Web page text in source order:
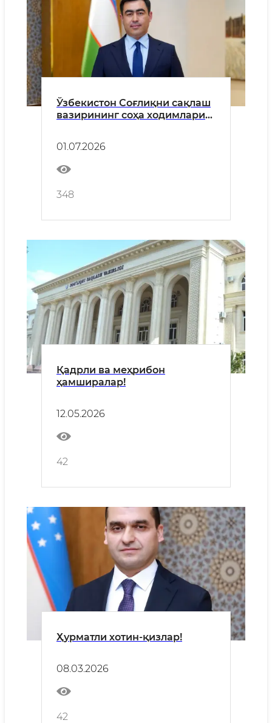
Ўзбекистон Соғлиқни сақлаш
вазирининг соҳа ходимлари
01.07.2026
348
Қадрли ва меҳрибон
ҳамширалар!
12.05.2026
42
Ҳурматли хотин-қизлар!
08.03.2026
42